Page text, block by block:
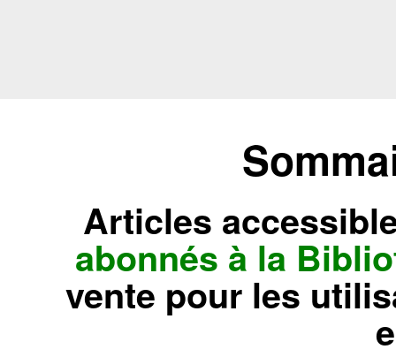
Articles
abonnés à la
vente pour les